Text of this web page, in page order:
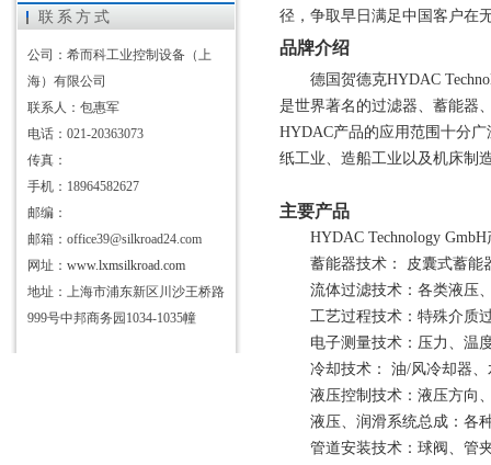
联系方式
公司：希而科工业控制设备（上
海）有限公司
联系人：包惠军
电话：021-20363073
传真：
手机：18964582627
邮编：
邮箱：office39@silkroad24.com
网址： www.lxmsilkroad.com
地址：上海市浦东新区川沙王桥路
999号中邦商务园1034-1035幢
径，争取早日满足中国客户在
品牌介绍
德国贺德克HYDAC
是世界著名的过滤器、蓄能器
HYDAC产品的应用范围十分
纸工业、造船工业以及机床制
主要产品
HYDAC Technology
蓄能器技术：
皮囊式蓄能
流体过滤技术：各类液压
工艺过程技术：特殊介质
电子测量技术：压力、温
冷却技术：
油/风冷却器
液压控制技术：液压方向
液压、润滑系统总成：各
管道安装技术：球阀、管